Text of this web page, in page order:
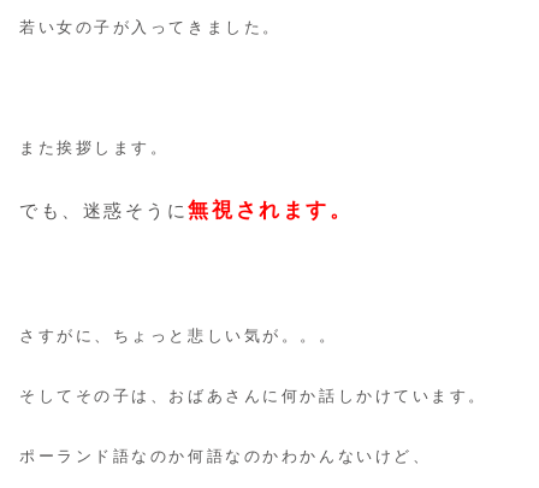
若い女の子が入ってきました。
また挨拶します。
でも、迷惑そうに無視されます。
さすがに、ちょっと悲しい気が。。。
そしてその子は、おばあさんに何か話しかけています。
ポーランド語なのか何語なのかわかんないけど、